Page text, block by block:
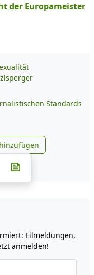
der Europameister
Standards
zu Google
Whatsapp
Teilen auf Telegram
teilen
Post auf X
Eilmeldungen,
anmelden!